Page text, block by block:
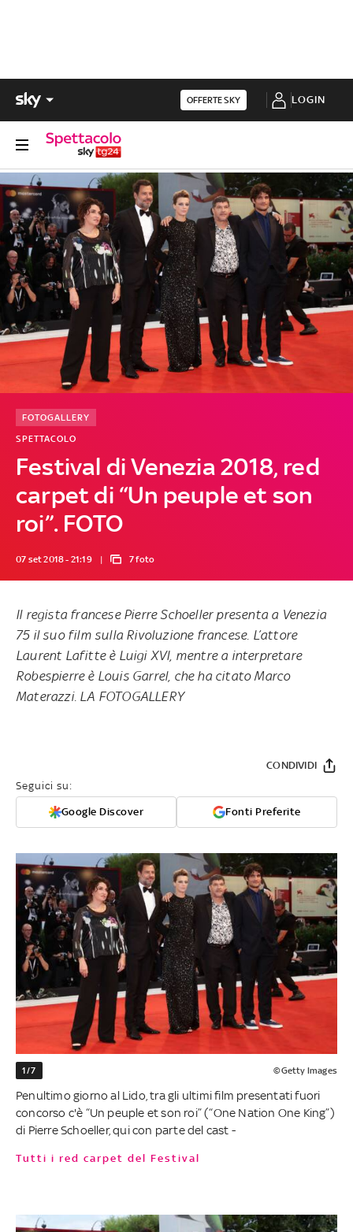
OFFERTE SKY LOGIN
Festival di Venezia 2018, red
carpet di “Un peuple et son
roi”. FOTO
SPETTACOLO
FOTOGALLERY
07 set 2018 - 21:19 7 foto
Il regista francese Pierre Schoeller presenta a Venezia
75 il suo film sulla Rivoluzione francese. L’attore
Laurent Lafitte è Luigi XVI, mentre a interpretare
Robespierre è Louis Garrel, che ha citato Marco
Materazzi. LA FOTOGALLERY
Seguici su:
Google Discover Fonti Preferite
CONDIVIDI
1/7 ©Getty Images
Penultimo giorno al Lido, tra gli ultimi film presentati fuori
concorso c'è “Un peuple et son roi” (“One Nation One King”)
di Pierre Schoeller, qui con parte del cast -
Tutti i red carpet del Festival